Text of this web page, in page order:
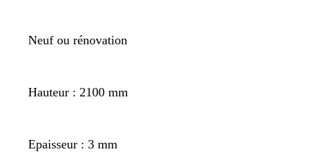
Neuf ou rénovation
Hauteur : 2100 mm
Epaisseur : 3 mm